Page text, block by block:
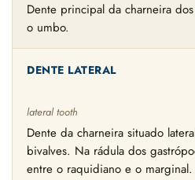
Dente principal da charneira
o umbo.
DENTE LATERAL
lateral tooth
Dente da charneira situado
bivalves. Na rádula dos
entre o raquidiano e o marginal.